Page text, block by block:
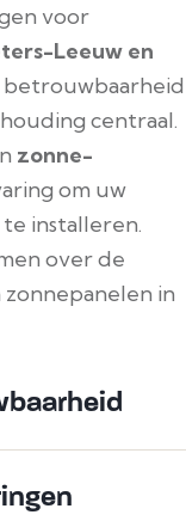
voor
Leeuw en
betrouwbaarheid
centraal.
zonne-
om uw
installeren.
over de
zonnepanelen in